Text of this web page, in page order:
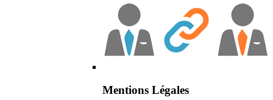
Mentions Légales